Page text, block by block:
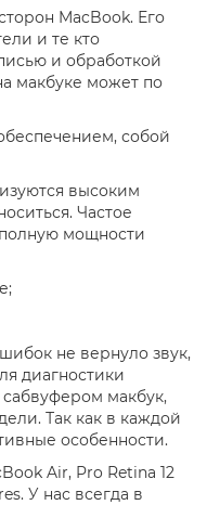
MacBook. Его
и те кто
и обработкой
макбуке может по
собой
высоким
Частое
мощности
не вернуло звук,
диагностики
макбук,
Так как в каждой
особенности.
Air, Pro Retina 12
У нас всегда в